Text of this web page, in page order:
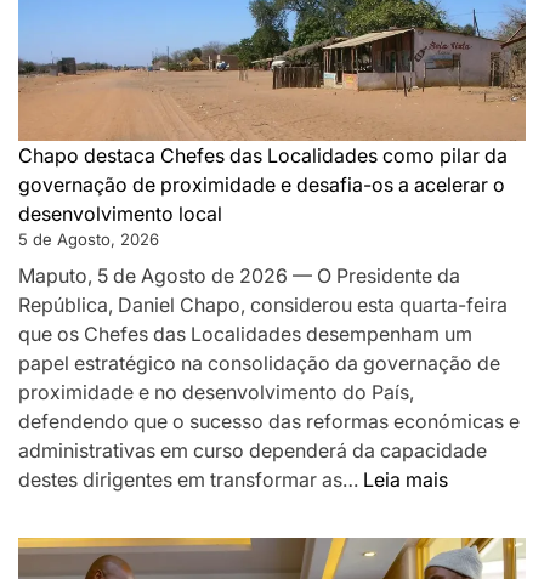
DA
PAZ
SILENCIOU
AS
ARMAS
EM
MOÇAMBIQUE
Chapo destaca Chefes das Localidades como pilar da
governação de proximidade e desafia-os a acelerar o
desenvolvimento local
5 de Agosto, 2026
Maputo, 5 de Agosto de 2026 — O Presidente da
República, Daniel Chapo, considerou esta quarta-feira
que os Chefes das Localidades desempenham um
papel estratégico na consolidação da governação de
proximidade e no desenvolvimento do País,
defendendo que o sucesso das reformas económicas e
administrativas em curso dependerá da capacidade
destes dirigentes em transformar as… Leia mais:
destaca
Chefes